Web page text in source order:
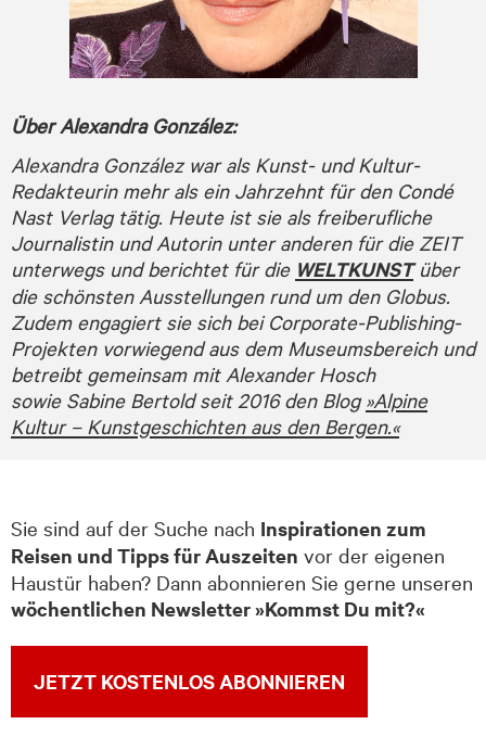
Über Alexandra González:
Alexandra González war als Kunst- und Kultur-
Redakteurin mehr als ein Jahrzehnt für den Condé
Nast Verlag tätig. Heute ist sie als freiberufliche
Journalistin und Autorin unter anderen für die ZEIT
unter­wegs und berichtet für die WELTKUNSTüber
die schönsten Ausstellungen rund um den Globus.
Zudem engagiert sie sich bei Corporate-Publishing-
Projekten vorwiegend aus dem Museums­bereich und
betreibt gemeinsam mit Alexander Hosch
sowie Sabine Bertold seit 2016 den Blog»Alpine
Kultur – Kunstgeschichten aus den Bergen.«
Sie sind auf der Suche nach Inspirationen zum
Reisen und Tipps für Auszeiten vor der eigenen
Haustür haben? Dann abonnieren Sie gerne unseren
wöchentlichen Newsletter »Kommst Du mit?«
JETZT KOSTENLOS ABONNIEREN